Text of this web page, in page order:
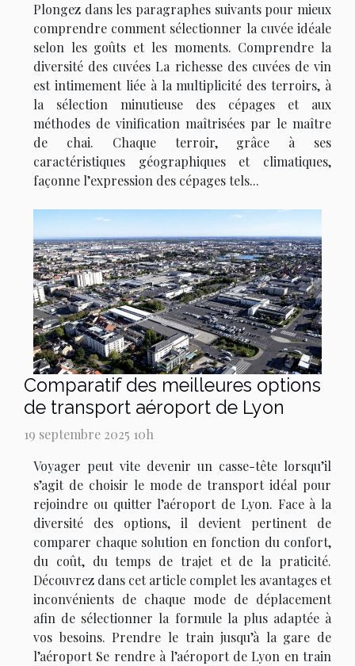
Plongez dans les paragraphes suivants pour mieux
comprendre comment sélectionner la cuvée idéale
selon les goûts et les moments. Comprendre la
diversité des cuvées La richesse des cuvées de vin
est intimement liée à la multiplicité des terroirs, à
la sélection minutieuse des cépages et aux
méthodes de vinification maîtrisées par le maître
de chai. Chaque terroir, grâce à ses
caractéristiques géographiques et climatiques,
façonne l’expression des cépages tels...
Comparatif des meilleures options
de transport aéroport de Lyon
19 septembre 2025 10h
Voyager peut vite devenir un casse-tête lorsqu’il
s’agit de choisir le mode de transport idéal pour
rejoindre ou quitter l’aéroport de Lyon. Face à la
diversité des options, il devient pertinent de
comparer chaque solution en fonction du confort,
du coût, du temps de trajet et de la praticité.
Découvrez dans cet article complet les avantages et
inconvénients de chaque mode de déplacement
afin de sélectionner la formule la plus adaptée à
vos besoins. Prendre le train jusqu’à la gare de
l’aéroport Se rendre à l’aéroport de Lyon en train